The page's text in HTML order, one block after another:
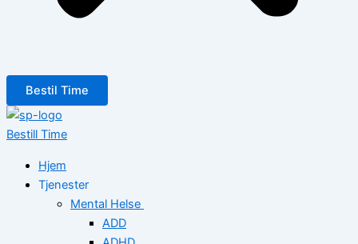
Bestil Time
Bestill Time
Hjem
Tjenester
Mental Helse
ADD